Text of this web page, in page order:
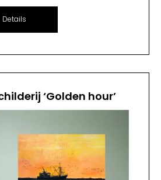
Details
‘Golden hour’